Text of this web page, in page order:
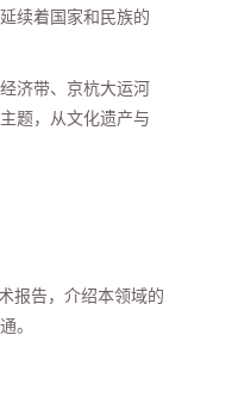
续着国家和民族的
济带、京杭大运河
题，从文化遗产与
报告，介绍本领域的
。